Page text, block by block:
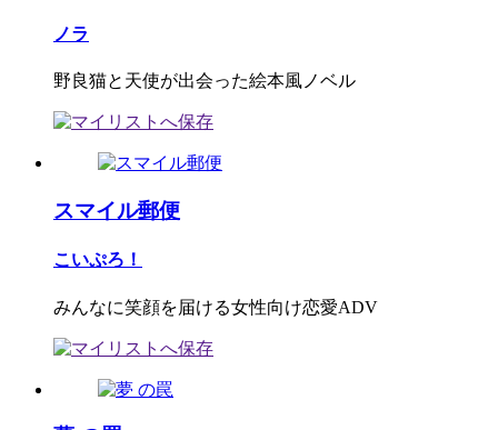
ノラ
野良猫と天使が出会った絵本風ノベル
スマイル郵便
こいぷろ！
みんなに笑顔を届ける女性向け恋愛ADV